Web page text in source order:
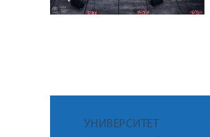
УНИВЕРСИТЕТ